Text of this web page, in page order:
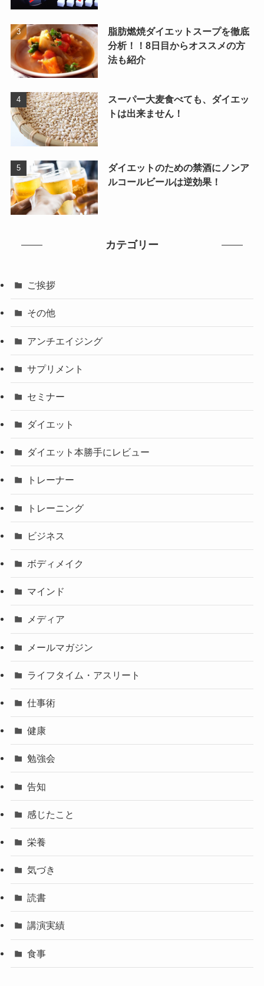
脂肪燃焼ダイエットスープを徹底
分析！！8日目からオススメの方
法も紹介
スーパー大麦食べても、ダイエッ
トは出来ません！
ダイエットのための禁酒にノンア
ルコールビールは逆効果！
カテゴリー
ご挨拶
その他
アンチエイジング
サプリメント
セミナー
ダイエット
ダイエット本勝手にレビュー
トレーナー
トレーニング
ビジネス
ボディメイク
マインド
メディア
メールマガジン
ライフタイム・アスリート
仕事術
健康
勉強会
告知
感じたこと
栄養
気づき
読書
講演実績
食事